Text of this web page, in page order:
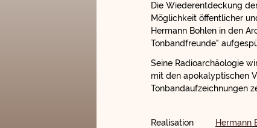
Die Wiederentdeckung
Möglichkeit öffentlicher
Hermann Bohlen in den
Tonbandfreunde"
Seine Radioarchäologie
mit den apokalyptischen
Tonbandaufzeichnungen
Realisation Hermann